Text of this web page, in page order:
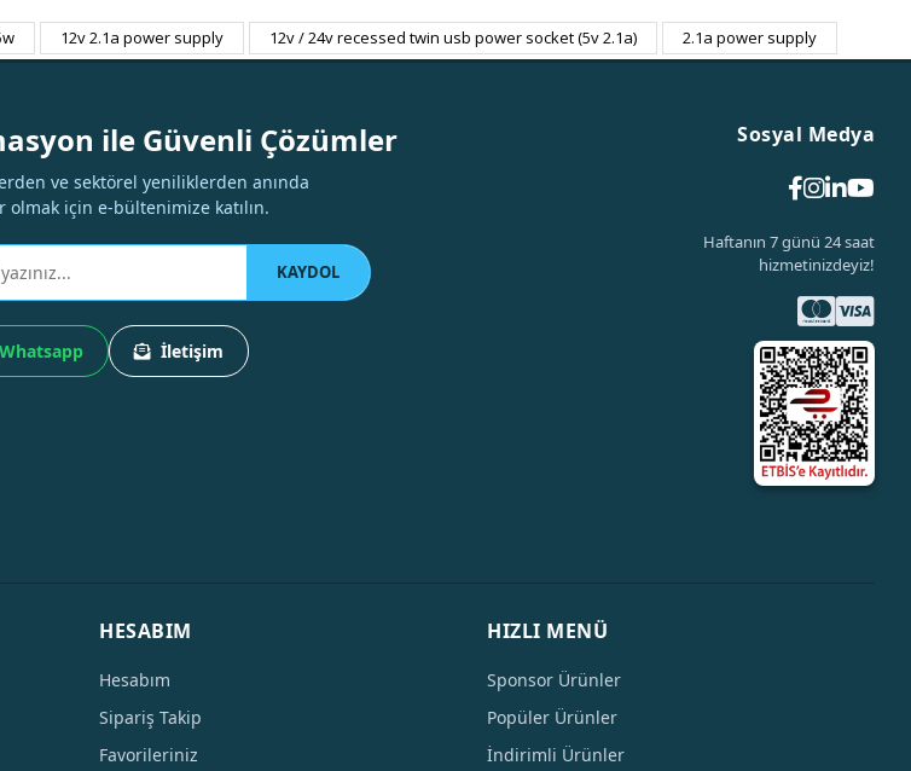
ürüne ilk yorumu siz yapın!
12v 2.1a power supply 12v / 24v recessed twin usb power socket (5v 2.1a) 2.1a power supply
ile Güvenli Çözümler
ve sektörel yeniliklerden anında
olmak için e-bültenimize katılın.
KAYDOL
Whatsapp İletişim
Sosyal Medya
Haftanın 7 günü 24 saat
hizmetinizdeyiz!
HESABIM
Hesabım
Sipariş Takip
Favorileriniz
HIZLI MENÜ
Sponsor Ürünler
Popüler Ürünler
İndirimli Ürünler